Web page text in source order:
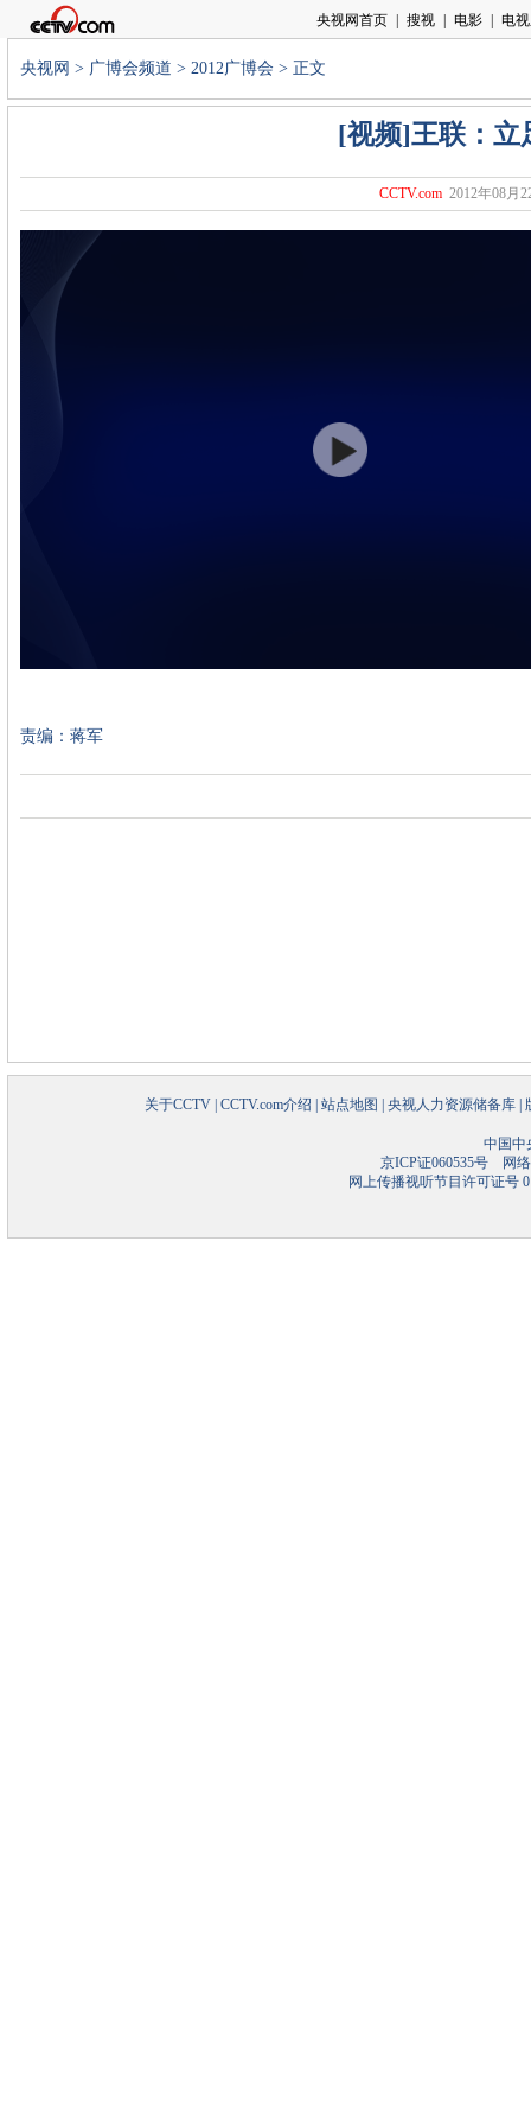
央视网 > 广博会频道 > 2012广博会 > 正文
[视频]王联：立
CCTV.com 2012年08月
责编：蒋军
关于CCTV CCTV.com介绍 站点地图 央视人力资源储备库
中国中
京ICP证060535号网络
网上传播视听节目许可证号